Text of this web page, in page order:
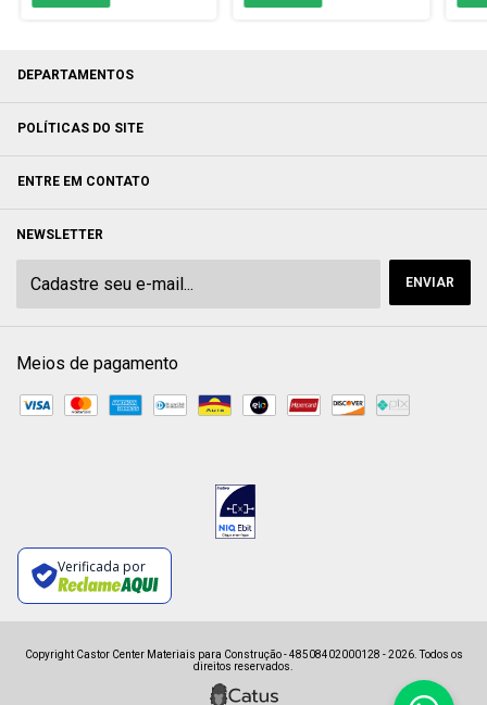
DEPARTAMENTOS
POLÍTICAS DO SITE
ENTRE EM CONTATO
NEWSLETTER
Meios de pagamento
Verificada por
Copyright Castor Center Materiais para Construção - 48508402000128 - 2026. Todos os
direitos reservados.